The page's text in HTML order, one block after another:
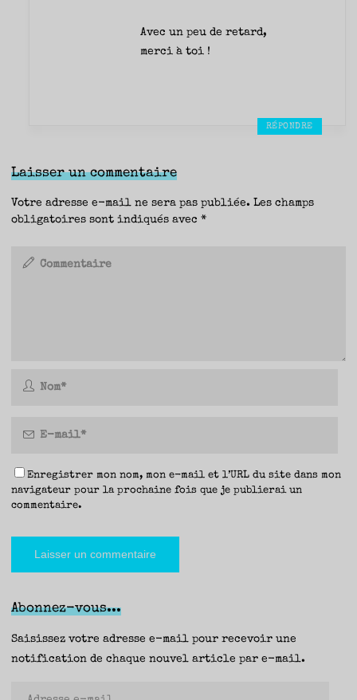
Avec un peu de retard,
merci à toi !
RÉPONDRE
Laisser un commentaire
Votre adresse e-mail ne sera pas publiée. Les champs
obligatoires sont indiqués avec*
Enregistrer mon nom, mon e-mail et l’URL du site dans mon
navigateur pour la prochaine fois que je publierai un
commentaire.
Abonnez-vous...
Saisissez votre adresse e-mail pour recevoir une
notification de chaque nouvel article par e-mail.